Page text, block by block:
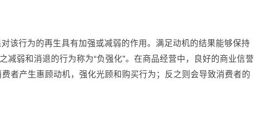
该行为的再生具有加强或减弱的作用。满足动机的结果能够保持
减弱和消退的行为称为“负强化”。在商品经营中，良好的商业信誉
者产生惠顾动机，强化光顾和购买行为；反之则会导致消费者的